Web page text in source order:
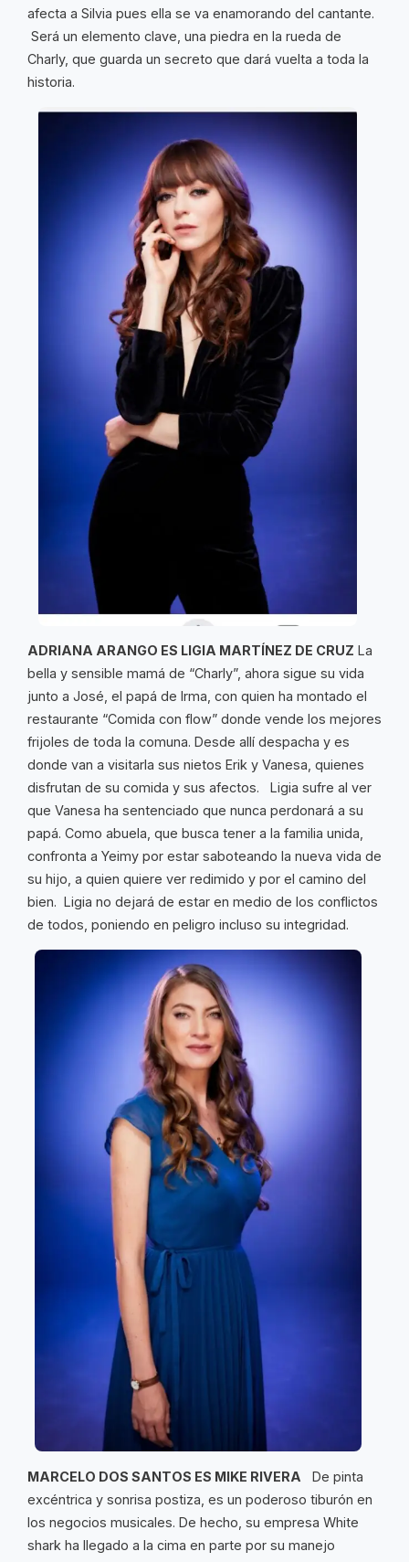
afecta a Silvia pues ella se va enamorando del cantante.
Será un elemento clave, una piedra en la rueda de
Charly, que guarda un secreto que dará vuelta a toda la
historia.
ADRIANA ARANGO ES LIGIA MARTÍNEZ DE CRUZ La
bella y sensible mamá de “Charly”, ahora sigue su vida
junto a José, el papá de Irma, con quien ha montado el
restaurante “Comida con flow” donde vende los mejores
frijoles de toda la comuna. Desde allí despacha y es
donde van a visitarla sus nietos Erik y Vanesa, quienes
disfrutan de su comida y sus afectos. Ligia sufre al ver
que Vanesa ha sentenciado que nunca perdonará a su
papá. Como abuela, que busca tener a la familia unida,
confronta a Yeimy por estar saboteando la nueva vida de
su hijo, a quien quiere ver redimido y por el camino del
bien. Ligia no dejará de estar en medio de los conflictos
de todos, poniendo en peligro incluso su integridad.
MARCELO DOS SANTOS ES MIKE RIVERA De pinta
excéntrica y sonrisa postiza, es un poderoso tiburón en
los negocios musicales. De hecho, su empresa White
shark ha llegado a la cima en parte por su manejo